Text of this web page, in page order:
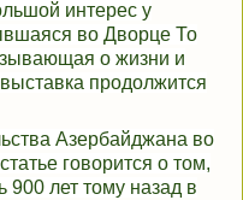
интерес у
во Дворце То
о жизни и
продолжится
Азербайджана во
говорится о том,
900 лет тому назад в